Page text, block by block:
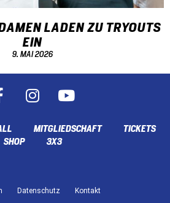
LADEN ZU TRYOUTS
EIN
9. MAI 2026
MITGLIEDSCHAFT
TICKETS
SHOP
3X3
Datenschutz Kontakt